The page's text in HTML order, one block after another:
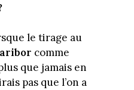
le tirage au
comme
que jamais en
pas que l’on a